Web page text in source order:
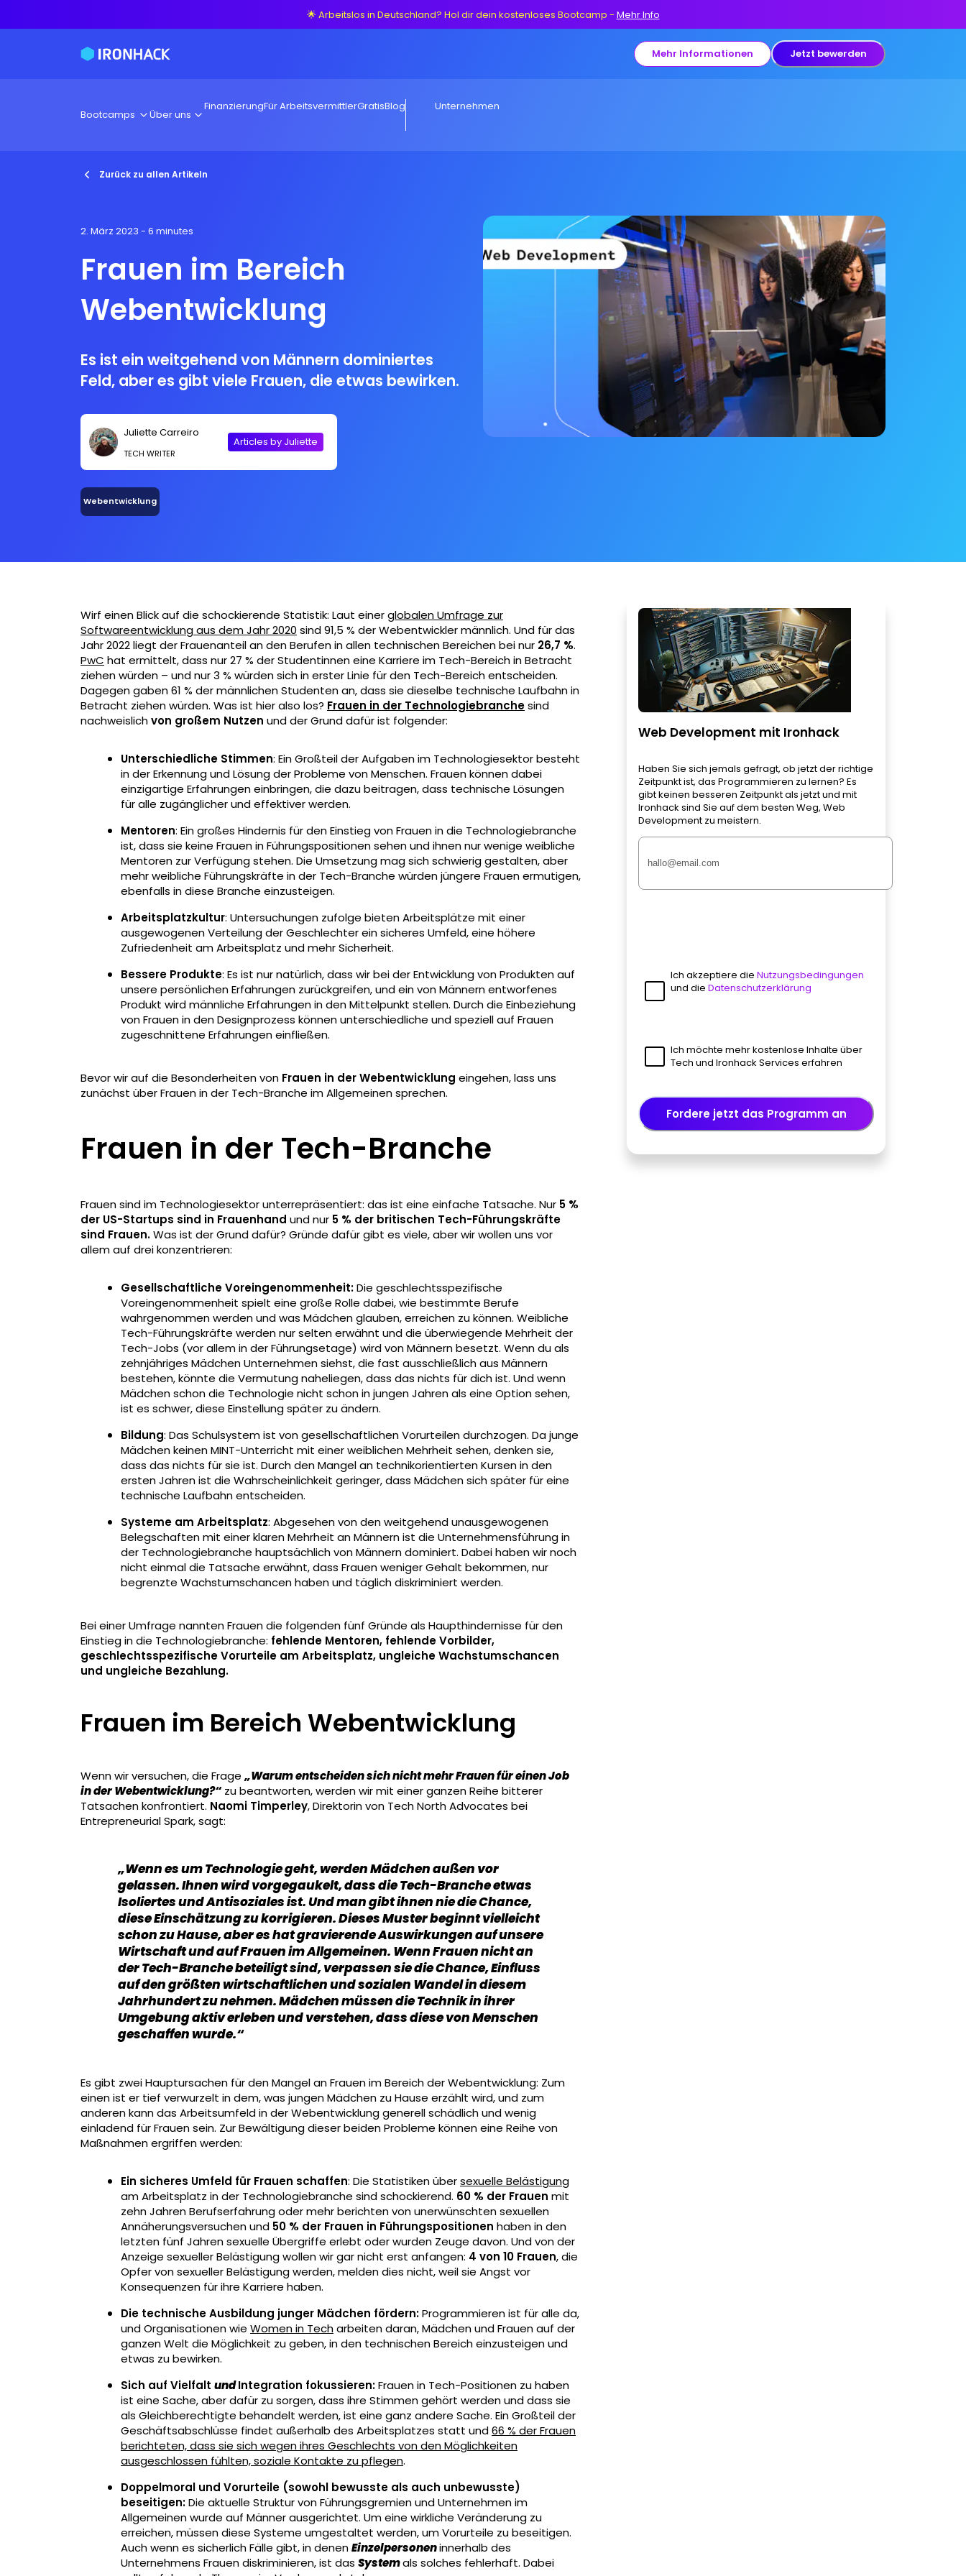
🌟 Arbeitslos in Deutschland? Hol dir dein kostenloses Bootcamp - Mehr Info
Mehr Informationen Jetzt bewerden
Bootcamps Über uns
FinanzierungFür ArbeitsvermittlerGratisBlog Unternehmen
Zurück zu allen Artikeln
2. März 2023 - 6 minutes
Frauen im Bereich
Webentwicklung
Es ist ein weitgehend von Männern dominiertes
Feld, aber es gibt viele Frauen, die etwas bewirken.
Juliette Carreiro
TECH WRITER
Articles by Juliette
Webentwicklung
Wirf einen Blick auf die schockierende Statistik: Laut einerglobalen Umfrage zur
Softwareentwicklung aus dem Jahr 2020 sind 91,5 % der Webentwickler männlich. Und für das
Jahr 2022 liegt der Frauenanteil an den Berufen in allen technischen Bereichen bei nur 26,7 %.
PwC hat ermittelt, dass nur 27 % der Studentinnen eine Karriere im Tech-Bereich in Betracht
ziehen würden – und nur 3 % würden sich in erster Linie für den Tech-Bereich entscheiden.
Dagegen gaben 61 % der männlichen Studenten an, dass sie dieselbe technische Laufbahn in
Betracht ziehen würden. Was ist hier also los? Frauen in der Technologiebranchesind
nachweislichvon großem Nutzen und der Grund dafür ist folgender:
Unterschiedliche Stimmen: Ein Großteil der Aufgaben im Technologiesektor besteht
in der Erkennung und Lösung der Probleme von Menschen. Frauen können dabei
einzigartige Erfahrungen einbringen, die dazu beitragen, dass technische Lösungen
für alle zugänglicher und effektiver werden.
Mentoren: Ein großes Hindernis für den Einstieg von Frauen in die Technologiebranche
ist, dass sie keine Frauen in Führungspositionen sehen und ihnen nur wenige weibliche
Mentoren zur Verfügung stehen. Die Umsetzung mag sich schwierig gestalten, aber
mehr weibliche Führungskräfte in der Tech-Branche würden jüngere Frauen ermutigen,
ebenfalls in diese Branche einzusteigen.
Arbeitsplatzkultur: Untersuchungen zufolge bieten Arbeitsplätze mit einer
ausgewogenen Verteilung der Geschlechter ein sicheres Umfeld, eine höhere
Zufriedenheit am Arbeitsplatz und mehr Sicherheit.
Bessere Produkte: Es ist nur natürlich, dass wir bei der Entwicklung von Produkten auf
unsere persönlichen Erfahrungen zurückgreifen, und ein von Männern entworfenes
Produkt wird männliche Erfahrungen in den Mittelpunkt stellen. Durch die Einbeziehung
von Frauen in den Designprozess können unterschiedliche und speziell auf Frauen
zugeschnittene Erfahrungen einfließen.
Bevor wir auf die Besonderheiten von Frauen in der Webentwicklung eingehen, lass uns
zunächst über Frauen in der Tech-Branche im Allgemeinen sprechen.
Frauen in der Tech-Branche
Frauen sind im Technologiesektor unterrepräsentiert: das ist eine einfache Tatsache. Nur 5 %
der US-Startups sind in Frauenhand und nur 5 % der britischen Tech-Führungskräfte
sind Frauen.Was ist der Grund dafür? Gründe dafür gibt es viele, aber wir wollen uns vor
allem auf drei konzentrieren:
Gesellschaftliche Voreingenommenheit:Die geschlechtsspezifische
Voreingenommenheit spielt eine große Rolle dabei, wie bestimmte Berufe
wahrgenommen werden und was Mädchen glauben, erreichen zu können. Weibliche
Tech-Führungskräfte werden nur selten erwähnt und die überwiegende Mehrheit der
Tech-Jobs (vor allem in der Führungsetage) wird von Männern besetzt. Wenn du als
zehnjähriges Mädchen Unternehmen siehst, die fast ausschließlich aus Männern
bestehen, könnte die Vermutung naheliegen, dass das nichts für dich ist. Und wenn
Mädchen schon die Technologie nicht schon in jungen Jahren als eine Option sehen,
ist es schwer, diese Einstellung später zu ändern.
Bildung: Das Schulsystem ist von gesellschaftlichen Vorurteilen durchzogen. Da junge
Mädchen keinen MINT-Unterricht mit einer weiblichen Mehrheit sehen, denken sie,
dass das nichts für sie ist. Durch den Mangel an technikorientierten Kursen in den
ersten Jahren ist die Wahrscheinlichkeit geringer, dass Mädchen sich später für eine
technische Laufbahn entscheiden.
Systeme am Arbeitsplatz: Abgesehen von den weitgehend unausgewogenen
Belegschaften mit einer klaren Mehrheit an Männern ist die Unternehmensführung in
der Technologiebranche hauptsächlich von Männern dominiert. Dabei haben wir noch
nicht einmal die Tatsache erwähnt, dass Frauen weniger Gehalt bekommen, nur
begrenzte Wachstumschancen haben und täglich diskriminiert werden.
Bei einer Umfrage nannten Frauen die folgenden fünf Gründe als Haupthindernisse für den
Einstieg in die Technologiebranche: fehlende Mentoren, fehlende Vorbilder,
geschlechtsspezifische Vorurteile am Arbeitsplatz, ungleiche Wachstumschancen
und ungleiche Bezahlung.
Frauen im Bereich Webentwicklung
Wenn wir versuchen, die Frage „Warum entscheiden sich nicht mehr Frauen für einen Job
in der Webentwicklung?“zu beantworten, werden wir mit einer ganzen Reihe bitterer
Tatsachen konfrontiert. Naomi Timperley, Direktorin von Tech North Advocates bei
Entrepreneurial Spark, sagt:
„Wenn es um Technologie geht, werden Mädchen außen vor
gelassen. Ihnen wird vorgegaukelt, dass die Tech-Branche etwas
Isoliertes und Antisoziales ist. Und man gibt ihnen nie die Chance,
diese Einschätzung zu korrigieren. Dieses Muster beginnt vielleicht
schon zu Hause, aber es hat gravierende Auswirkungen auf unsere
Wirtschaft und auf Frauen im Allgemeinen. Wenn Frauen nicht an
der Tech-Branche beteiligt sind, verpassen sie die Chance, Einfluss
auf den größten wirtschaftlichen und sozialen Wandel in diesem
Jahrhundert zu nehmen. Mädchen müssen die Technik in ihrer
Umgebung aktiv erleben und verstehen, dass diese von Menschen
geschaffen wurde.“
Es gibt zwei Hauptursachen für den Mangel an Frauen im Bereich der Webentwicklung: Zum
einen ist er tief verwurzelt in dem, was jungen Mädchen zu Hause erzählt wird, und zum
anderen kann das Arbeitsumfeld in der Webentwicklung generell schädlich und wenig
einladend für Frauen sein. Zur Bewältigung dieser beiden Probleme können eine Reihe von
Maßnahmen ergriffen werden:
Ein sicheres Umfeld für Frauen schaffen: Die Statistiken übersexuelle Belästigung
am Arbeitsplatz in der Technologiebranche sind schockierend. 60 % der Frauen mit
zehn Jahren Berufserfahrung oder mehr berichten von unerwünschten sexuellen
Annäherungsversuchen und 50 % der Frauen in Führungspositionen haben in den
letzten fünf Jahren sexuelle Übergriffe erlebt oder wurden Zeuge davon. Und von der
Anzeige sexueller Belästigung wollen wir gar nicht erst anfangen: 4 von 10 Frauen, die
Opfer von sexueller Belästigung werden, melden dies nicht, weil sie Angst vor
Konsequenzen für ihre Karriere haben.
Die technische Ausbildung junger Mädchen fördern:Programmieren ist für alle da,
und Organisationen wie Women in Techarbeiten daran, Mädchen und Frauen auf der
ganzen Welt die Möglichkeit zu geben, in den technischen Bereich einzusteigen und
etwas zu bewirken.
Sich auf Vielfalt undIntegration fokussieren:Frauen in Tech-Positionen zu haben
ist eine Sache, aber dafür zu sorgen, dass ihre Stimmen gehört werden und dass sie
als Gleichberechtigte behandelt werden, ist eine ganz andere Sache. Ein Großteil der
Geschäftsabschlüsse findet außerhalb des Arbeitsplatzes statt und66 % der Frauen
berichteten, dass sie sich wegen ihres Geschlechts von den Möglichkeiten
ausgeschlossen fühlten, soziale Kontakte zu pflegen.
Doppelmoral und Vorurteile (sowohl bewusste als auch unbewusste)
beseitigen:Die aktuelle Struktur von Führungsgremien und Unternehmen im
Allgemeinen wurde auf Männer ausgerichtet. Um eine wirkliche Veränderung zu
erreichen, müssen diese Systeme umgestaltet werden, um Vorurteile zu beseitigen.
Auch wenn es sicherlich Fälle gibt, in denenEinzelpersoneninnerhalb des
Unternehmens Frauen diskriminieren, ist das Systemals solches fehlerhaft. Dabei
Web Development mit Ironhack
Haben Sie sich jemals gefragt, ob jetzt der richtige
Zeitpunkt ist, das Programmieren zu lernen? Es
gibt keinen besseren Zeitpunkt als jetzt und mit
Ironhack sind Sie auf dem besten Weg, Web
Development zu meistern.
Ich akzeptiere die Nutzungsbedingungen
und die Datenschutzerklärung
Ich möchte mehr kostenlose Inhalte über
Tech und Ironhack Services erfahren
Fordere jetzt das Programm an